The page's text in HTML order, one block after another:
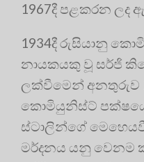
1967දී පළකරන ලද
1934දී රුසියානු
නායකයකු වූ සර්ජි
ලක්වීමෙන් අනතුරුව
කොමියුනිස්ට්
ස්ටාලින්ගේ
මර්දනය යනු වෙනම